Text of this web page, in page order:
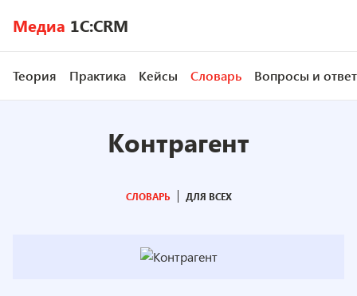
Медиа 1C:CRM
Теория Практика Кейсы Словарь Вопросы и
Контрагент
СЛОВАРЬ ДЛЯ ВСЕХ